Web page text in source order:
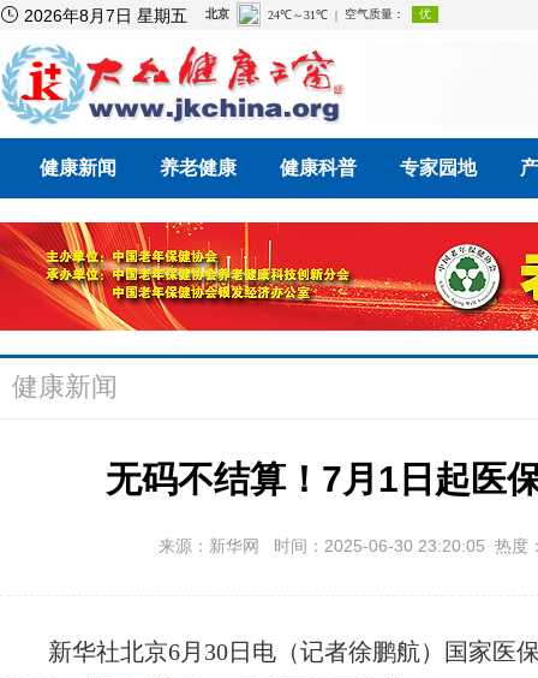
 2026年8月7日 星期五
健康新闻 养老健康 健康科普 专家园地
健康新闻
无码不结算！7月1日起医
来源：新华网 时间：2025-06-30 23:20:05 热度
新华社北京6月30日电（记者徐鹏航）国家医保